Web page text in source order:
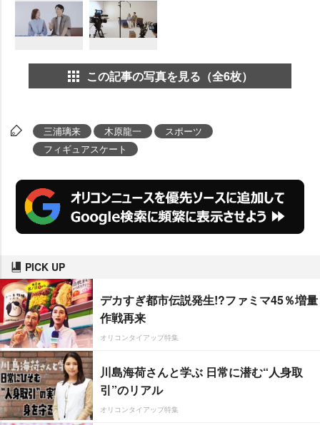
この記事の写真を見る（全6枚）
三浦璃来 木原龍一
スポーツ
フィギュアスケート
PICK UP
デカすぎ都市伝説発生!?ファミマ45％増量
作戦再来
オリコンタイアップ特集
川島海荷さんと学ぶ 日常に潜む“人身取
引”のリアル
オリコンタイアップ特集